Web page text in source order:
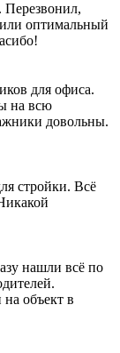
Перезвонил,
оптимальный
для офиса.
на всю
довольны.
стройки. Всё
нашли всё по
объект в